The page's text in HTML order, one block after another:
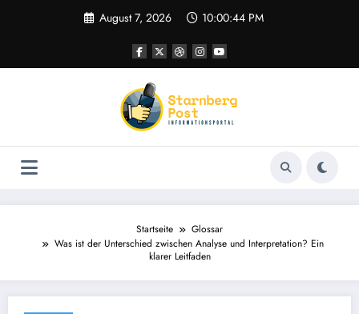
August 7, 2026 10:00:45 PM
Startseite
Glossar
Was ist der Unterschied zwischen Analyse und Interpretation? Ein
klarer Leitfaden